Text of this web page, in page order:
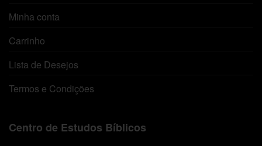
Minha conta
Carrinho
Lista de Desejos
Termos e Condições
Centro de Estudos Bíblicos